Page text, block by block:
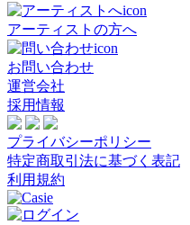
アーティストの方へ
お問い合わせ
運営会社
採用情報
プライバシーポリシー
特定商取引法に基づく表記
利用規約